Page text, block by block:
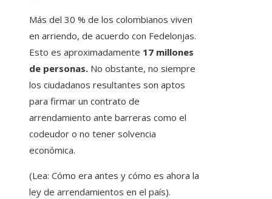
Más del 30 % de los colombianos viven
en arriendo, de acuerdo con Fedelonjas.
Esto es aproximadamente 17 millones
de personas. No obstante, no siempre
los ciudadanos resultantes son aptos
para firmar un contrato de
arrendamiento ante barreras como el
codeudor o no tener solvencia
económica.
(Lea: Cómo era antes y cómo es ahora la
ley de arrendamientos en el país).